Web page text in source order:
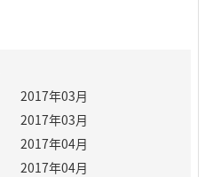
2017年03月
2017年03月
2017年04月
2017年04月